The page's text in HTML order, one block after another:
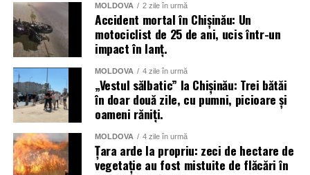
MOLDOVA 2 zile în urmă
Accident mortal în Chișinău: Un
motociclist de 25 de ani, ucis într-un
impact în lanț.
MOLDOVA 4 zile în urmă
„Vestul sălbatic” la Chișinău: Trei bătăi
în doar două zile, cu pumni, picioare și
oameni răniți.
MOLDOVA 4 zile în urmă
Țara arde la propriu: zeci de hectare de
vegetație au fost mistuite de flăcări în